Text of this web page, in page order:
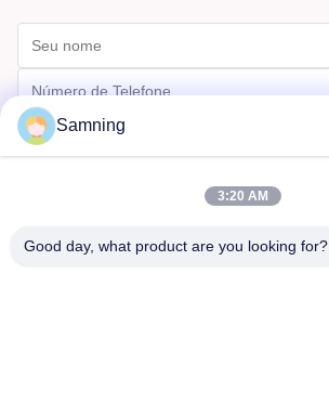
Samning
3:20 AM
Good day, what product are you looking for?